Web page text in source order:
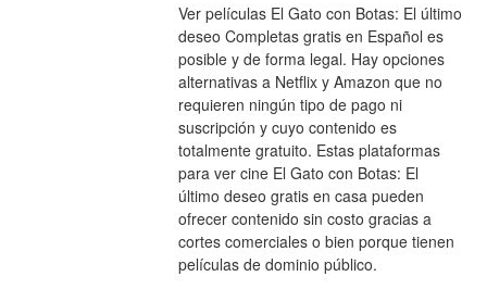
Ver películas El Gato con Botas: El último
deseo Completas gratis en Español es
posible y de forma legal. Hay opciones
alternativas a Netflix y Amazon que no
requieren ningún tipo de pago ni
suscripción y cuyo contenido es
totalmente gratuito. Estas plataformas
para ver cine El Gato con Botas: El
último deseo gratis en casa pueden
ofrecer contenido sin costo gracias a
cortes comerciales o bien porque tienen
películas de dominio público.